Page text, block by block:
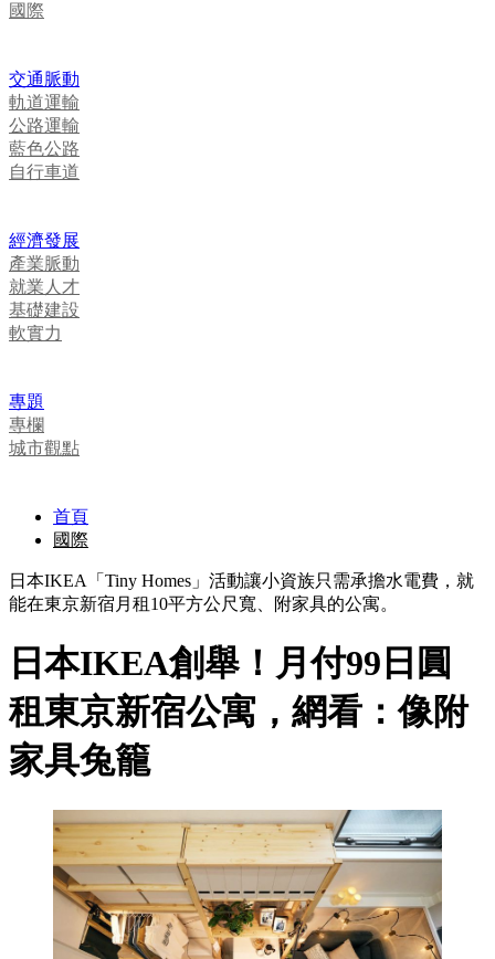
國際
交通脈動
軌道運輸
公路運輸
藍色公路
自行車道
經濟發展
產業脈動
就業人才
基礎建設
軟實力
專題
專欄
城市觀點
首頁
國際
日本IKEA「Tiny Homes」活動讓小資族只需承擔水電費，就
能在東京新宿月租10平方公尺寬、附家具的公寓。
日本IKEA創舉！月付99日圓
租東京新宿公寓，網看：像附
家具兔籠